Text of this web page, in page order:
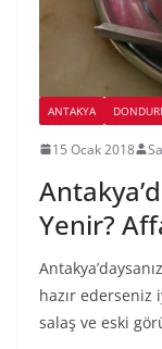
ANTAKYA
15 Ocak 2018
Yenir?
hazır ederseniz
salaş ve eski